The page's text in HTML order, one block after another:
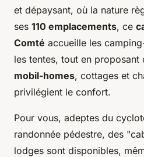
et dépaysant, où la nature
ses 110 emplacements, ce
Comté accueille les
les tentes, tout en proposant
mobil-homes, cottages et
privilégient le confort.
Pour vous, adeptes du
randonnée pédestre, des
lodges sont disponibles,